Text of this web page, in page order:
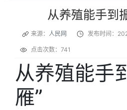
从养殖能手到
来源： 人民网 发布时间：
点击次数：741
从养殖能手
雁”